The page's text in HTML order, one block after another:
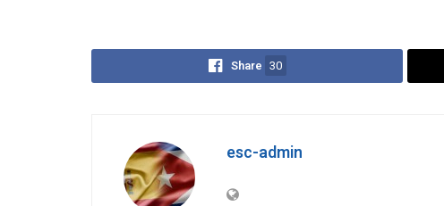
Share 30
esc-admin